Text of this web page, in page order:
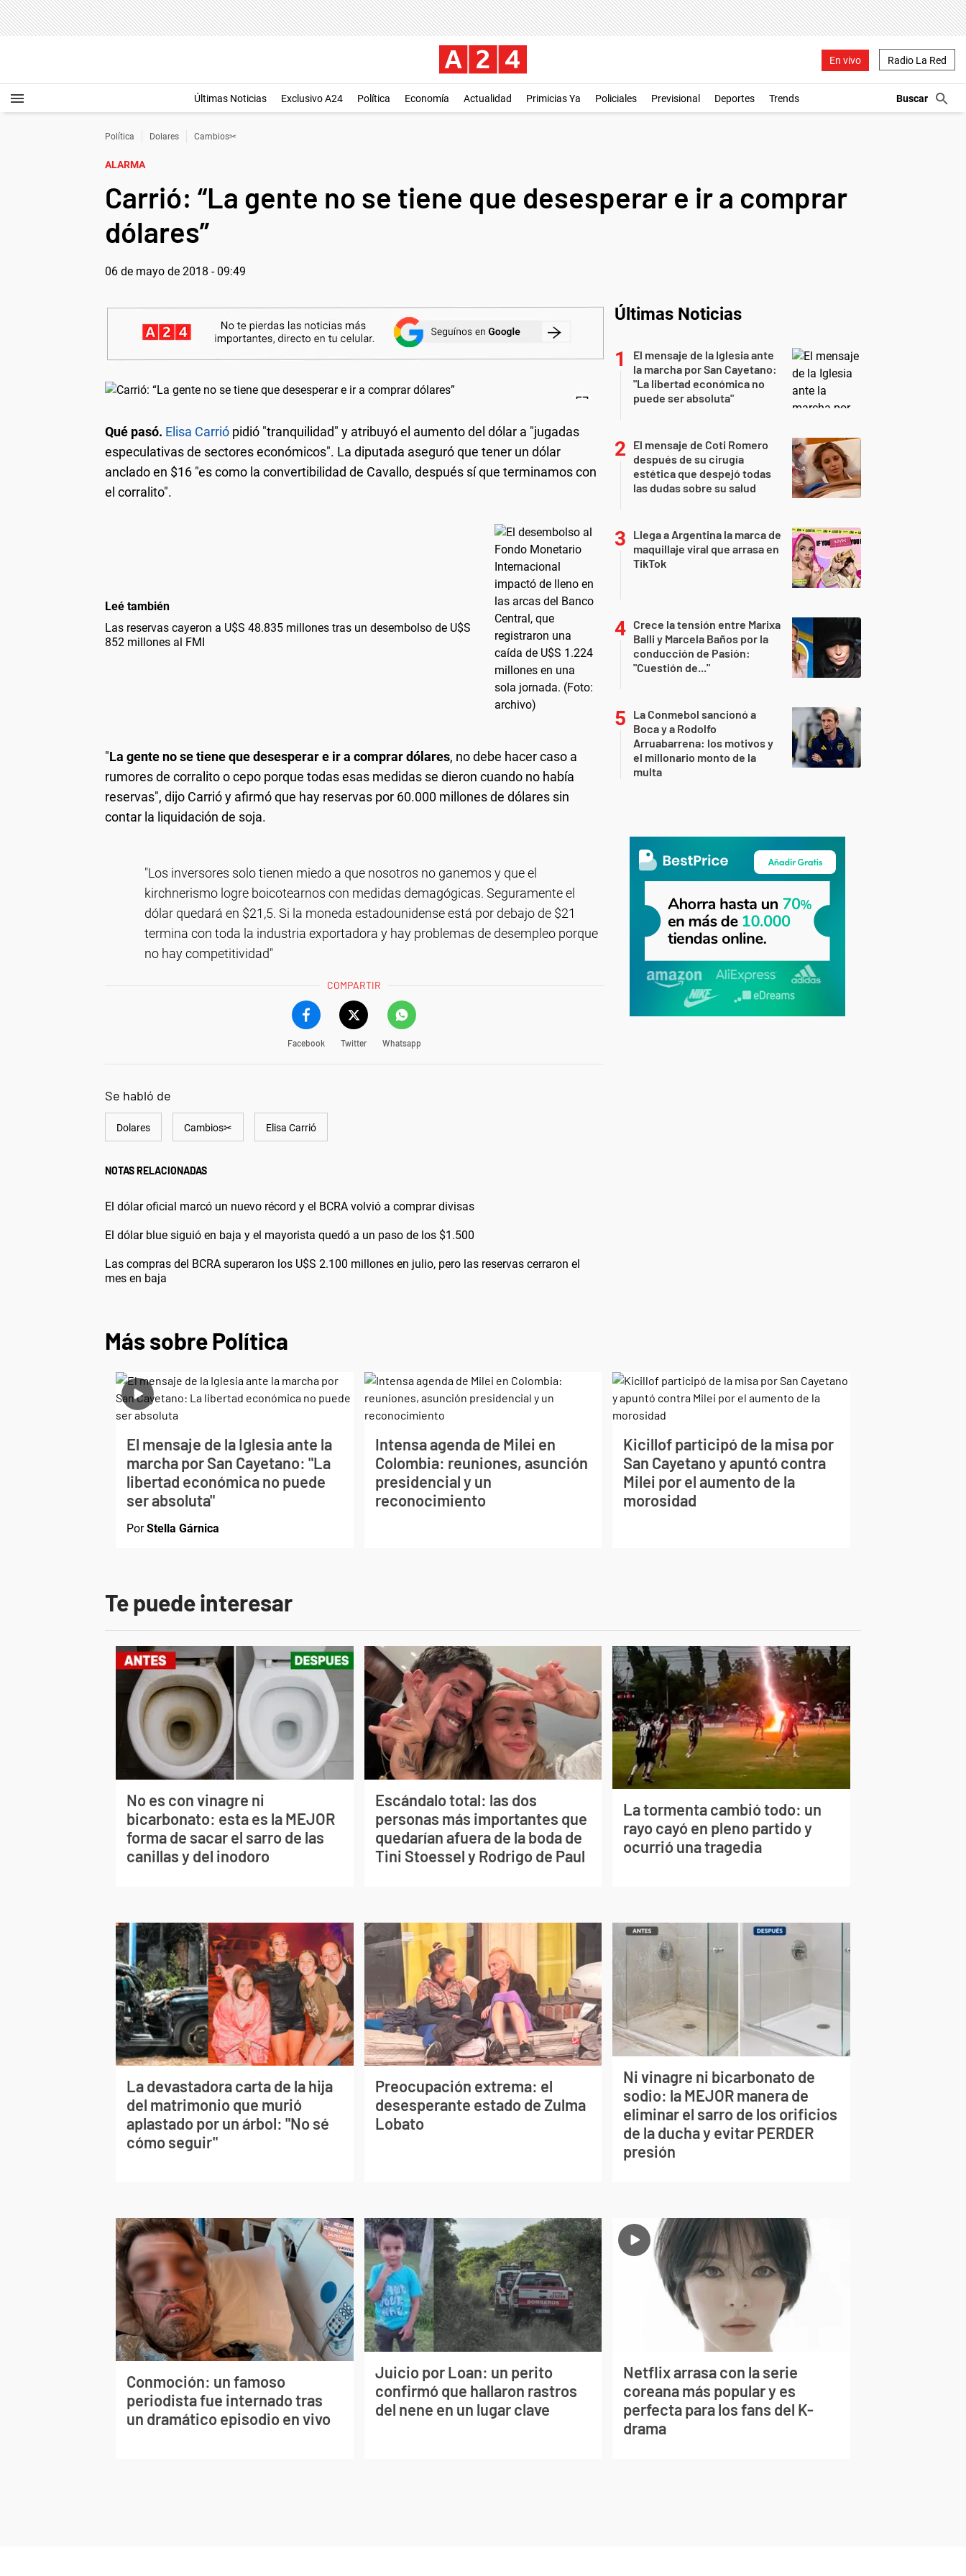
En vivo Radio La Red
Últimas Noticias Exclusivo A24 Política Economía Actualidad Primicias Ya Policiales Previsional Deportes Trends
Política Dolares Cambios✂
ALARMA
Carrió: “La gente no se tiene que desesperar e ir a comprar
dólares”
06 de mayo de 2018 - 09:49
Qué pasó. Elisa Carrió pidió "tranquilidad" y atribuyó el aumento del dólar a "jugadas
especulativas de sectores económicos". La diputada aseguró que tener un dólar
anclado en $16 "es como la convertibilidad de Cavallo, después sí que terminamos con
el corralito".
Leé también
Las reservas cayeron a U$S 48.835 millones tras un desembolso de U$S
852 millones al FMI
"La gente no se tiene que desesperar e ir a comprar dólares, no debe hacer caso a
rumores de corralito o cepo porque todas esas medidas se dieron cuando no había
reservas", dijo Carrió y afirmó que hay reservas por 60.000 millones de dólares sin
contar la liquidación de soja.
"Los inversores solo tienen miedo a que nosotros no ganemos y que el
kirchnerismo logre boicotearnos con medidas demagógicas. Seguramente el
dólar quedará en $21,5. Si la moneda estadounidense está por debajo de $21
termina con toda la industria exportadora y hay problemas de desempleo porque
no hay competitividad"
COMPARTIR
Facebook Twitter Whatsapp
Se habló de
Dolares Cambios✂ Elisa Carrió
NOTAS RELACIONADAS
El dólar oficial marcó un nuevo récord y el BCRA volvió a comprar divisas
El dólar blue siguió en baja y el mayorista quedó a un paso de los $1.500
Las compras del BCRA superaron los U$S 2.100 millones en julio, pero las reservas cerraron el
mes en baja
Últimas Noticias
El mensaje de la Iglesia ante
la marcha por San Cayetano:
"La libertad económica no
puede ser absoluta"
El mensaje de Coti Romero
después de su cirugía
estética que despejó todas
las dudas sobre su salud
Llega a Argentina la marca de
maquillaje viral que arrasa en
TikTok
Crece la tensión entre Marixa
Balli y Marcela Baños por la
conducción de Pasión:
"Cuestión de..."
La Conmebol sancionó a
Boca y a Rodolfo
Arruabarrena: los motivos y
el millonario monto de la
multa
Más sobre Política
El mensaje de la Iglesia ante la
marcha por San Cayetano: "La
libertad económica no puede
ser absoluta"
PorStella Gárnica
Intensa agenda de Milei en
Colombia: reuniones, asunción
presidencial y un
reconocimiento
Kicillof participó de la misa por
San Cayetano y apuntó contra
Milei por el aumento de la
morosidad
Te puede interesar
No es con vinagre ni
bicarbonato: esta es la MEJOR
forma de sacar el sarro de las
canillas y del inodoro
Escándalo total: las dos
personas más importantes que
quedarían afuera de la boda de
Tini Stoessel y Rodrigo de Paul
La tormenta cambió todo: un
rayo cayó en pleno partido y
ocurrió una tragedia
La devastadora carta de la hija
del matrimonio que murió
aplastado por un árbol: "No sé
cómo seguir"
Preocupación extrema: el
desesperante estado de Zulma
Lobato
Ni vinagre ni bicarbonato de
sodio: la MEJOR manera de
eliminar el sarro de los orificios
de la ducha y evitar PERDER
presión
Conmoción: un famoso
periodista fue internado tras
un dramático episodio en vivo
Juicio por Loan: un perito
confirmó que hallaron rastros
del nene en un lugar clave
Netflix arrasa con la serie
coreana más popular y es
perfecta para los fans del K-
drama